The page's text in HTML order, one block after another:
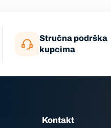
Stručna podrška
kupcima
Kontakt